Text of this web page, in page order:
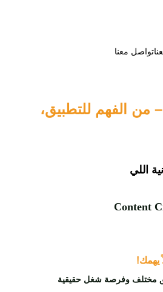
تواصل معنا
كورس التسويق الإلكتروني Advanced Level 2 – من الفهم للتطبيق،
يهمك!
اللي
Content